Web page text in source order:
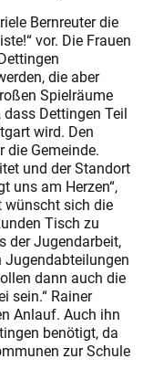
Bernreuter die
vor. Die Frauen
die aber
Spielräume
Dettingen Teil
wird. Den
die Gemeinde.
und der Standort
uns am Herzen“,
wünscht sich die
Tisch zu
der Jugendarbeit,
Jugendabteilungen
dann auch die
sein.“ Rainer
Anlauf. Auch ihn
benötigt, da
zur Schule